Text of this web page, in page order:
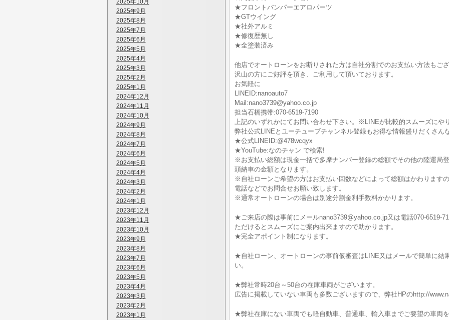
2025年10月
2025年9月
2025年8月
2025年7月
2025年6月
2025年5月
2025年4月
2025年3月
2025年2月
2025年1月
2024年12月
2024年11月
2024年10月
2024年9月
2024年8月
2024年7月
2024年6月
2024年5月
2024年4月
2024年3月
2024年2月
2024年1月
2023年12月
2023年11月
2023年10月
2023年9月
2023年8月
2023年7月
2023年6月
2023年5月
2023年4月
2023年3月
2023年2月
2023年1月
★フロントバンパーエアロパーツ
★GTウイング
★社外アルミ
★修復歴無し
★全塗装済み
他店でオートローンをお断りされた方は自社分割でのお支払い方法もご
沢山の方にご好評を頂き、ご利用して頂いております。
お気軽に
LINEID:nanoauto7
Mail:nano3739@yahoo.co.jp
担当石橋携帯:070-6519-7190
上記のいずれかにてお問い合わせ下さい。※LINEが比較的スムーズにや
弊社公式LINEとユーチューブチャンネル登録もお得な情報盛りだくさん
★公式LINEID:@478wcqyx
★YouTube:なのチャン で検索!
※お支払い総額は現金一括で多摩ナンバー登録の総額でその他の陸運局
頭納車の金額となります。
※自社ローンご希望の方はお支払い回数などによって総額はかわります
電話などでお問合せお願い致します。
※通常オートローンの場合は別途分割金利手数料かかります。
★ご来店の際は事前にメールnano3739@yahoo.co.jp又は電話070-6519-
ただけるとスムーズにご案内出来ますので助かります。
★完全アポイント制になります。
★自社ローン、オートローンの事前仮審査はLINE又はメールで簡単に結
い。
★弊社常時20台～50台の在庫車両がございます。
広告に掲載していない車両も多数ございますので、弊社HPのhttp://
★弊社在庫にない車両でも軽自動車、普通車、輸入車までご要望の車両